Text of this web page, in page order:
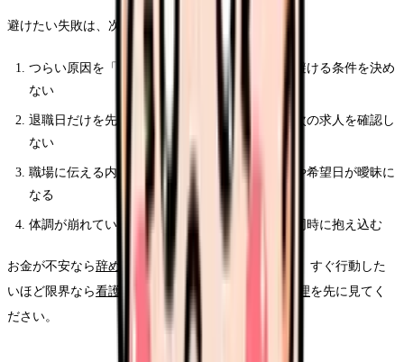
避けたい失敗は、次の4つです。
つらい原因を「全部」として扱い、次の職場で避ける条件を決め
ない
退職日だけを先に決め、生活費・有休・保険・次の求人を確認し
ない
職場に伝える内容が感情だけになり、退職理由や希望日が曖昧に
なる
体調が崩れているのに、転職活動と退職交渉を同時に抱え込む
お金が不安なら辞めたいけどお金が不安な時の整理
、すぐ行動した
いほど限界なら看護師を今すぐ辞めたい時の行動整理を先に見てく
ださい。